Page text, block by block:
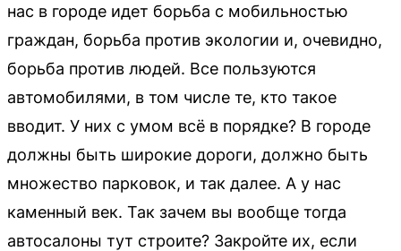
нас в городе идет борьба с мобильностью
граждан, борьба против экологии и, очевидно,
борьба против людей. Все пользуются
автомобилями, в том числе те, кто такое
вводит. У них с умом всё в порядке? В городе
должны быть широкие дороги, должно быть
множество парковок, и так далее. А у нас
каменный век. Так зачем вы вообще тогда
автосалоны тут строите? Закройте их, если